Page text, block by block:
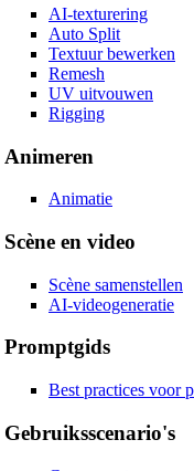
AI-texturering
Auto Split
Textuur bewerken
Remesh
UV uitvouwen
Rigging
Animeren
Animatie
Scène en video
Scène samenstellen
AI-videogeneratie
Promptgids
Best practices voor
Gebruiksscenario's